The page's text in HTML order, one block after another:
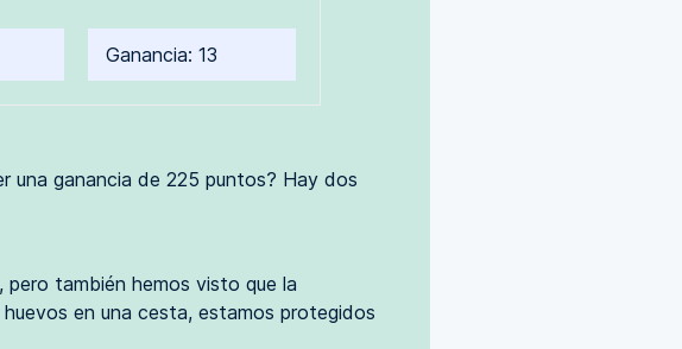
Ganancia: 13
una ganancia de 225 puntos? Hay dos
también hemos visto que la
en una cesta, estamos protegidos